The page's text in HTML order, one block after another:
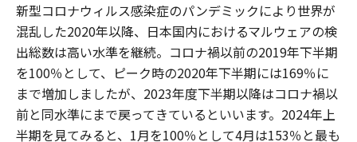
新型コロナウィルス感染症のパンデミックにより世界が
混乱した2020年以降、日本国内におけるマルウェアの検
出総数は高い水準を継続。コロナ禍以前の2019年下半期
を100％として、ピーク時の2020年下半期には169％に
まで増加しましたが、2023年度下半期以降はコロナ禍以
前と同水準にまで戻ってきているといいます。2024年上
半期を見てみると、1月を100％として4月は153％と最も